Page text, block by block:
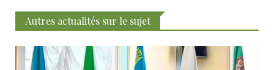
Autres actualités sur le sujet